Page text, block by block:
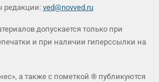
редакции: ved@novved.ru
допускается только при
и при наличии гиперссылки на
а также с пометкой ® публикуются